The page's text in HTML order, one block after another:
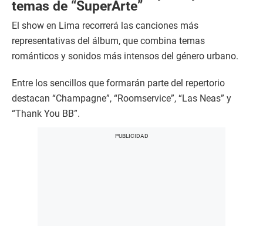
temas de “SuperArte”
El show en Lima recorrerá las canciones más
representativas del álbum, que combina temas
románticos y sonidos más intensos del género urbano.
Entre los sencillos que formarán parte del repertorio
destacan “Champagne”, “Roomservice”, “Las Neas” y
“Thank You BB”.